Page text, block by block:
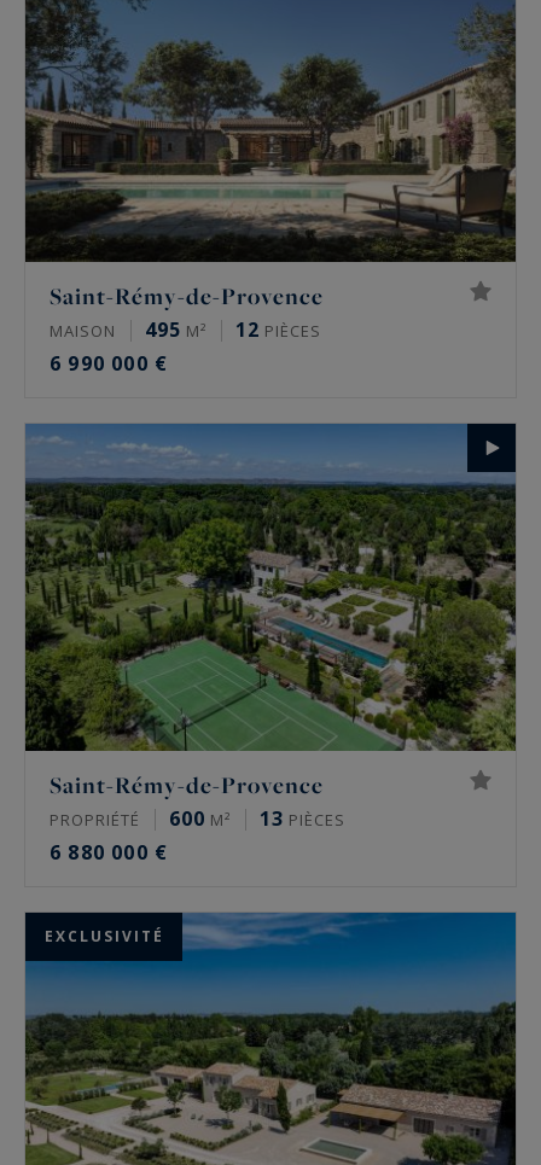
le confort et la qualité de vie sont au cœur de
notre sélection
Saint-Rémy-de-Provence
MAISON 495 M² 12 PIÈCES
6 990 000 €
Saint-Rémy-de-Provence
PROPRIÉTÉ 600 M² 13 PIÈCES
6 880 000 €
EXCLUSIVITÉ